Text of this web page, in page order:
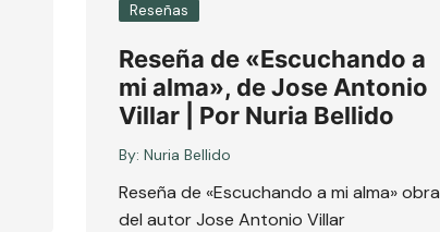
Reseñas
Reseña de «Escuchando a
mi alma», de Jose Antonio
Villar | Por Nuria Bellido
By: Nuria Bellido
Reseña de «Escuchando a mi alma» obra
del autor Jose Antonio Villar